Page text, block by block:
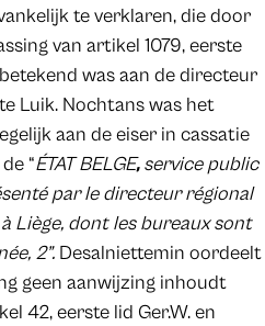
te verklaren, die door
van artikel 1079, eerste
was aan de directeur
Luik. Nochtans was het
aan de eiser in cassatie
“ÉTAT BELGE,service public
par le directeur régional
Liège, dont les bureaux sont
2”. Desalniettemin oordeelt
geen aanwijzing inhoudt
42, eerste lid Ger.W. en